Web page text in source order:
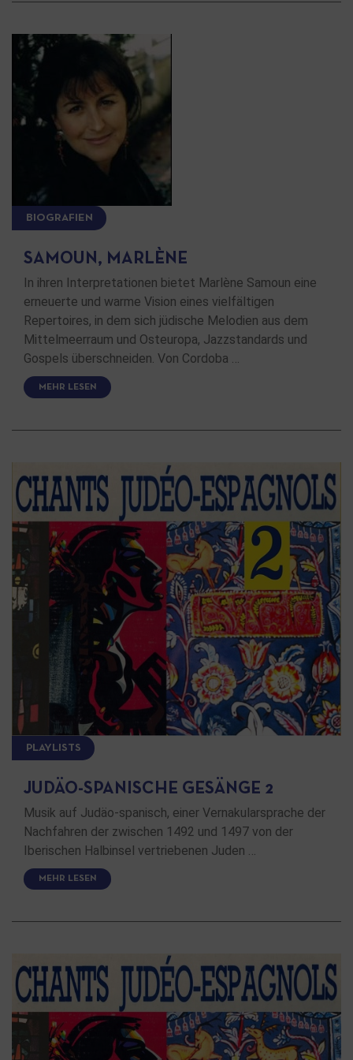
BIOGRAFIEN
SAMOUN, MARLÈNE
In ihren Interpretationen bietet Marlène Samoun eine
erneuerte und warme Vision eines vielfältigen
Repertoires, in dem sich jüdische Melodien aus dem
Mittelmeerraum und Osteuropa, Jazzstandards und
Gospels überschneiden. Von Cordoba …
MEHR LESEN
PLAYLISTS
JUDÄO-SPANISCHE GESÄNGE 2
Musik auf Judäo-spanisch, einer Vernakularsprache der
Nachfahren der zwischen 1492 und 1497 von der
Iberischen Halbinsel vertriebenen Juden …
MEHR LESEN